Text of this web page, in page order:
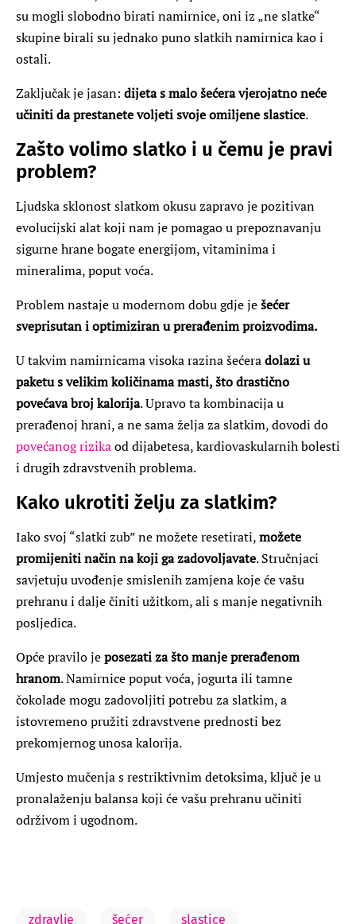
su mogli slobodno birati namirnice, oni iz „ne slatke“
skupine birali su jednako puno slatkih namirnica kao i
ostali.
Zaključak je jasan: dijeta s malo šećera vjerojatno neće
učiniti da prestanete voljeti svoje omiljene slastice.
Zašto volimo slatko i u čemu je pravi
problem?
Ljudska sklonost slatkom okusu zapravo je pozitivan
evolucijski alat koji nam je pomagao u prepoznavanju
sigurne hrane bogate energijom, vitaminima i
mineralima, poput voća.
Problem nastaje u modernom dobu gdje ješećer
sveprisutan i optimiziran u prerađenim proizvodima.
U takvim namirnicama visoka razina šećeradolazi u
paketu s velikim količinama masti, što drastično
povećava broj kalorija. Upravo ta kombinacija u
prerađenoj hrani, a ne sama želja za slatkim, dovodi do
povećanog rizikaod dijabetesa, kardiovaskularnih bolesti
i drugih zdravstvenih problema.
Kako ukrotiti želju za slatkim?
Iako svoj “slatki zub” ne možete resetirati,možete
promijeniti način na koji ga zadovoljavate. Stručnjaci
savjetuju uvođenje smislenih zamjena koje će vašu
prehranu i dalje činiti užitkom, ali s manje negativnih
posljedica.
Opće pravilo jeposezati za što manje prerađenom
hranom. Namirnice poput voća, jogurta ili tamne
čokolade mogu zadovoljiti potrebu za slatkim, a
istovremeno pružiti zdravstvene prednosti bez
prekomjernog unosa kalorija.
Umjesto mučenja s restriktivnim detoksima, ključ je u
pronalaženju balansa koji će vašu prehranu učiniti
održivom i ugodnom.
zdravlje šećer slastice